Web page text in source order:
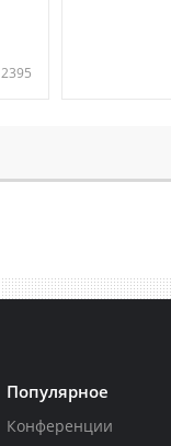
2395
Популярное
Конференции